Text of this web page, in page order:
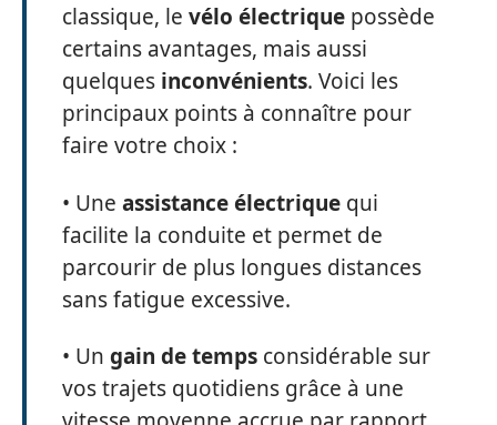
classique, le vélo électrique possède
certains avantages, mais aussi
quelques inconvénients. Voici les
principaux points à connaître pour
faire votre choix :
• Une assistance électrique qui
facilite la conduite et permet de
parcourir de plus longues distances
sans fatigue excessive.
• Un gain de temps considérable sur
vos trajets quotidiens grâce à une